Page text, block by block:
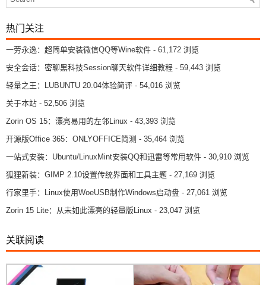
热门关注
一劳永逸：超简单安装微信QQ等Wine软件 - 61,172 浏览
安全会话：密聊黑科技Session聊天软件详细教程 - 59,443 浏览
轻量之王：LUBUNTU 20.04体验简评 - 54,016 浏览
关于本站 - 52,506 浏览
Zorin OS 15：漂亮易用的左邻Linux - 43,393 浏览
开源版Office 365：ONLYOFFICE简测 - 35,464 浏览
一站式安装：Ubuntu/LinuxMint安装QQ和迅雷等常用软件 - 30,910 浏览
狐狸新装：GIMP 2.10设置传统界面和工具主题 - 27,169 浏览
行家里手：Linux使用WoeUSB制作Windows启动盘 - 27,061 浏览
Zorin 15 Lite：从未如此漂亮的轻量版Linux - 23,047 浏览
关联阅读